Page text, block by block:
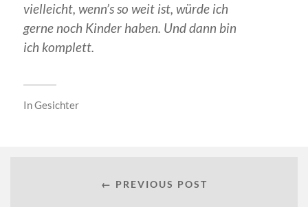
vielleicht, wenn’s so weit ist, würde ich
gerne noch Kinder haben. Und dann bin
ich komplett.
InGesichter
← PREVIOUS POST